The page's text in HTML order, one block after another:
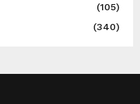
(105)
(340)